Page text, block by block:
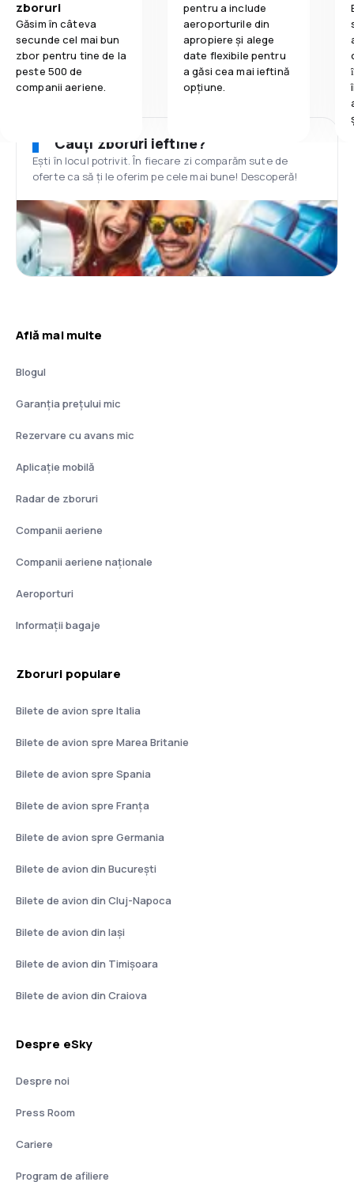
zboruri
Găsim în câteva
secunde cel mai bun
zbor pentru tine de la
peste 500 de
companii aeriene.
pentru a include
aeroporturile din
apropiere și alege
date flexibile pentru
a găsi cea mai ieftină
opțiune.
Cauți zboruri ieftine?
Ești în locul potrivit. În fiecare zi comparăm sute de
oferte ca să ți le oferim pe cele mai bune! Descoperă!
Află mai multe
Blogul
Garanția prețului mic
Rezervare cu avans mic
Aplicație mobilă
Radar de zboruri
Companii aeriene
Companii aeriene naţionale
Aeroporturi
Informații bagaje
Zboruri populare
Bilete de avion spre Italia
Bilete de avion spre Marea Britanie
Bilete de avion spre Spania
Bilete de avion spre Franţa
Bilete de avion spre Germania
Bilete de avion din București
Bilete de avion din Cluj-Napoca
Bilete de avion din Iași
Bilete de avion din Timișoara
Bilete de avion din Craiova
Despre eSky
Despre noi
Press Room
Cariere
Program de afiliere